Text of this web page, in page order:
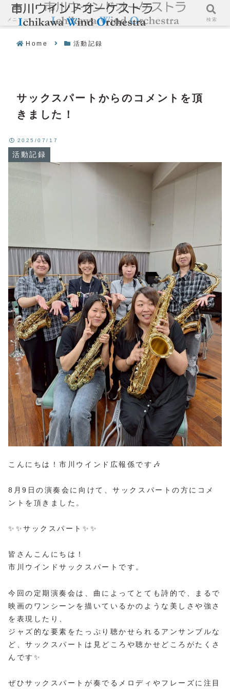
Home 活動記録
サックスパートからのコメントを頂
きました！
活動記録
2025/07/17
こんにちは！市川ウインド広報係です🎶
8月9日の演奏会に向けて、サックスパートの方にコメ
ントを頂きました。
✨✨サックスパート✨✨
皆さんこんにちは！
市川ウインドサックスパートです。
今回の定期演奏会は、曲によってとても詩的で、まるで
映画のワンシーンを描いているかのような美しさや強さ
を表現したり、
ジャズ的な要素をたっぷり聴かせられるアンサンブルな
ど、サックスパートは見どころや聴かせどころがたくさ
んです✨
ぜひサックスパートが奏でるメロディやフレーズに注目
メニュー 検索